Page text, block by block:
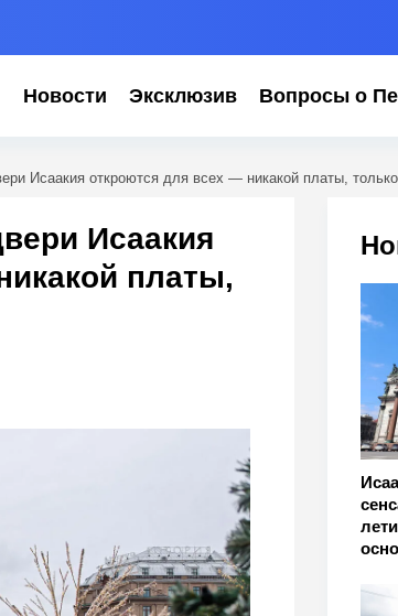
Новости Эксклюзив Вопросы о
Исаакия откроются для всех — никакой платы,
Исаакия
платы,